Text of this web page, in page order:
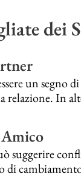
dei
un segno
In
Amico
suggerire
di